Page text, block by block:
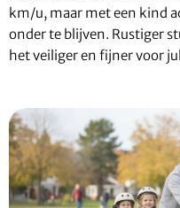
km/u, maar met een kind
onder te blijven. Rustiger
het veiliger en fijner voor